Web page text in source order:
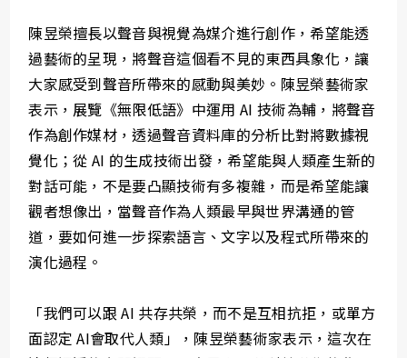
陳昱榮擅長以聲音與視覺為媒介進行創作，希望能透
過藝術的呈現，將聲音這個看不見的東西具象化，讓
大家感受到聲音所帶來的感動與美妙。陳昱榮藝術家
表示，展覽《無限低語》中運用 AI 技術為輔，將聲音
作為創作媒材，透過聲音資料庫的分析比對將數據視
覺化；從 AI 的生成技術出發，希望能與人類產生新的
對話可能，不是要凸顯技術有多複雜，而是希望能讓
觀者想像出，當聲音作為人類最早與世界溝通的管
道，要如何進一步探索語言、文字以及程式所帶來的
演化過程。
「我們可以跟 AI 共存共榮，而不是互相抗拒，或單方
面認定 AI會取代人類」，陳昱榮藝術家表示，這次在